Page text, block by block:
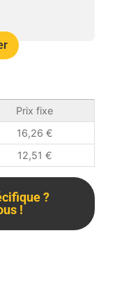
Prix fixe
16,26 €
12,51 €
?
!